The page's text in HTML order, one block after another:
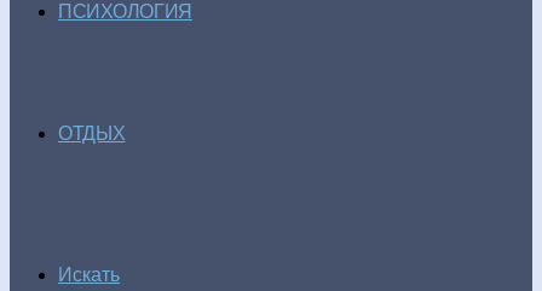
ПСИХОЛОГИЯ
ОТДЫХ
Искать